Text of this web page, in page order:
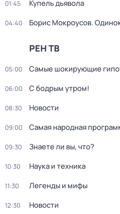
01:45 Купель дьявола
04:40 Борис Мокроусов.
РЕН ТВ
05:00 Самые шокирующие
06:00 С бодрым утром!
08:30 Новости
09:00 Самая народная
09:30 Знаете ли вы, что?
10:30 Наука и техника
11:30 Легенды и мифы
12:30 Новости